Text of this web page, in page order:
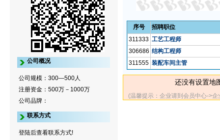
公司概况
公司规模：300—500人
注册资金：500万－1000万
公司品牌：
联系方式
登陆后查看联系方式!
序号
招聘职位
311333 工艺工程师
306686 结构工程师
311555 装配车间主管
还没有设置地
(温馨提示：企业请到会员中心->